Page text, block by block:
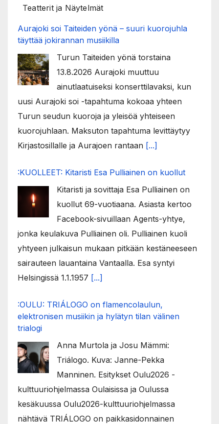
Teatterit ja Näytelmät
Aurajoki soi Taiteiden yönä – suuri kuorojuhla
täyttää jokirannan musiikilla
Turun Taiteiden yönä torstaina
13.8.2026 Aurajoki muuttuu
ainutlaatuiseksi konserttilavaksi, kun
uusi Aurajoki soi -tapahtuma kokoaa yhteen
Turun seudun kuoroja ja yleisöä yhteiseen
kuorojuhlaan. Maksuton tapahtuma levittäytyy
Kirjastosillalle ja Aurajoen rantaan [...]
:KUOLLEET: Kitaristi Esa Pulliainen on kuollut
Kitaristi ja sovittaja Esa Pulliainen on
kuollut 69-vuotiaana. Asiasta kertoo
Facebook-sivuillaan Agents-yhtye,
jonka keulakuva Pulliainen oli. Pulliainen kuoli
yhtyeen julkaisun mukaan pitkään kestäneeseen
sairauteen lauantaina Vantaalla. Esa syntyi
Helsingissä 1.1.1957 [...]
:OULU: TRIÁLOGO on flamencolaulun,
elektronisen musiikin ja hylätyn tilan välinen
trialogi
Anna Murtola ja Josu Mämmi:
Triálogo. Kuva: Janne-Pekka
Manninen. Esitykset Oulu2026 -
kulttuuriohjelmassa Oulaisissa ja Oulussa
kesäkuussa Oulu2026-kulttuuriohjelmassa
nähtävä TRIÁLOGO on paikkasidonnainen